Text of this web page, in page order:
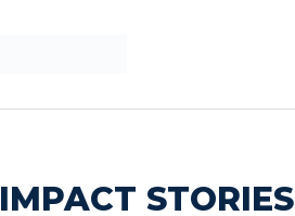
IMPACT STORIES